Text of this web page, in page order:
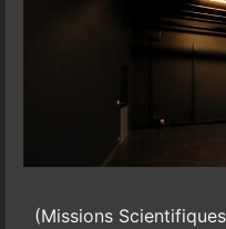
(Missions